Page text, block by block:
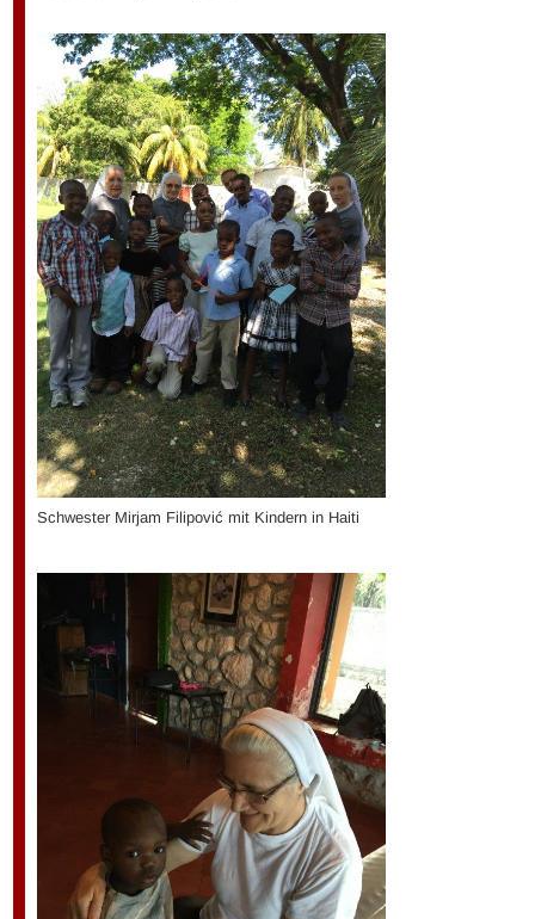
Schwester Mirjam Filipović mit Kindern in Haiti